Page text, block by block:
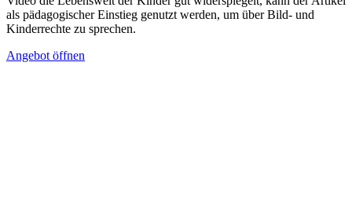
als pädagogischer Einstieg genutzt werden, um über Bild- und
Kinderrechte zu sprechen.
Angebot öffnen